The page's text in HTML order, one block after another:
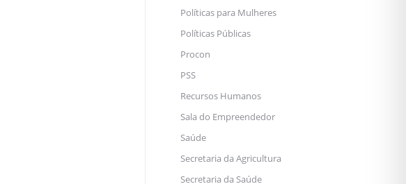
Políticas para Mulheres
Políticas Públicas
Procon
PSS
Recursos Humanos
Sala do Empreendedor
Saúde
Secretaria da Agricultura
Secretaria da Saúde